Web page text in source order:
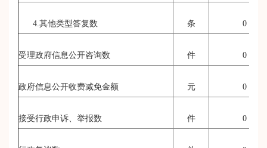
4. 其他类型答复数 条 0
受理政府信息公开咨询数 件 0
政府信息公开收费减免金额 元 0
接受行政申诉、举报数 件 0